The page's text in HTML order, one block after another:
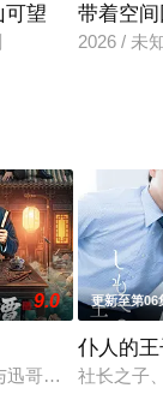
可望 带着空
2026 / 未
监控、无DNA
9.0
迅哥组成说书班子
更新至第06
仆人的
社长之子